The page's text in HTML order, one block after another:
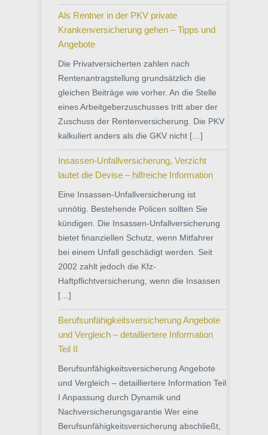
Als Rentner in der PKV private
Krankenversicherung gehen – Tipps und
Angebote
Die Privatversicherten zahlen nach
Rentenantragstellung grundsätzlich die
gleichen Beiträge wie vorher. An die Stelle
eines Arbeitgeberzuschusses tritt aber der
Zuschuss der Rentenversicherung. Die PKV
kalkuliert anders als die GKV nicht […]
Insassen-Unfallversicherung, Verzicht
lautet die Devise – hilfreiche Information
Eine Insassen-Unfallversicherung ist
unnötig. Bestehende Policen sollten Sie
kündigen. Die Insassen-Unfallversicherung
bietet finanziellen Schutz, wenn Mitfahrer
bei einem Unfall geschädigt werden. Seit
2002 zahlt jedoch die Kfz-
Haftpflichtversicherung, wenn die Insassen
[…]
Berufsunfähigkeitsversicherung Angebote
und Vergleich – detailliertere Information
Teil II
Berufsunfähigkeitsversicherung Angebote
und Vergleich – detailliertere Information Teil
I Anpassung durch Dynamik und
Nachversicherungsgarantie Wer eine
Berufsunfähigkeitsversicherung abschließt,